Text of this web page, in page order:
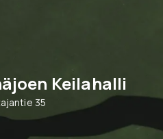
Keilahalli
35